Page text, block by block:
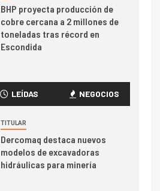
Codelco reporta Ebitda de US$
6.670 millones y mejora sus
indicadores financieros
camión 100% eléctrico para
transportar cátodos al Puerto
Producción minera en mayo de
LEÍDAS NEGOCIOS
TITULAR
Dercomaq destaca nuevos
modelos de excavadoras
hidráulicas para minería